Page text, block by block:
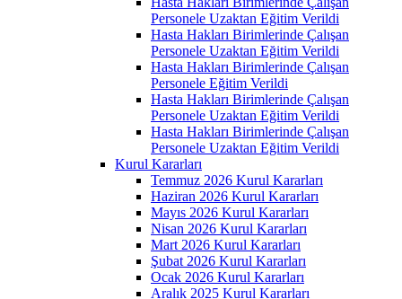
Personele Uzaktan Eğitim Verildi
Hasta Hakları Birimlerinde Çalışan
Personele Uzaktan Eğitim Verildi
Hasta Hakları Birimlerinde Çalışan
Personele Eğitim Verildi
Hasta Hakları Birimlerinde Çalışan
Personele Uzaktan Eğitim Verildi
Hasta Hakları Birimlerinde Çalışan
Personele Uzaktan Eğitim Verildi
Kurul Kararları
Temmuz 2026 Kurul Kararları
Haziran 2026 Kurul Kararları
Mayıs 2026 Kurul Kararları
Nisan 2026 Kurul Kararları
Mart 2026 Kurul Kararları
Şubat 2026 Kurul Kararları
Ocak 2026 Kurul Kararları
Aralık 2025 Kurul Kararları